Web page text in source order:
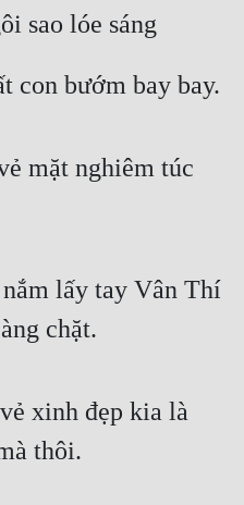
sao lóe sáng
con bướm bay bay.
mặt nghiêm túc
lấy tay Vân Thí
chặt.
xinh đẹp kia là
thôi.